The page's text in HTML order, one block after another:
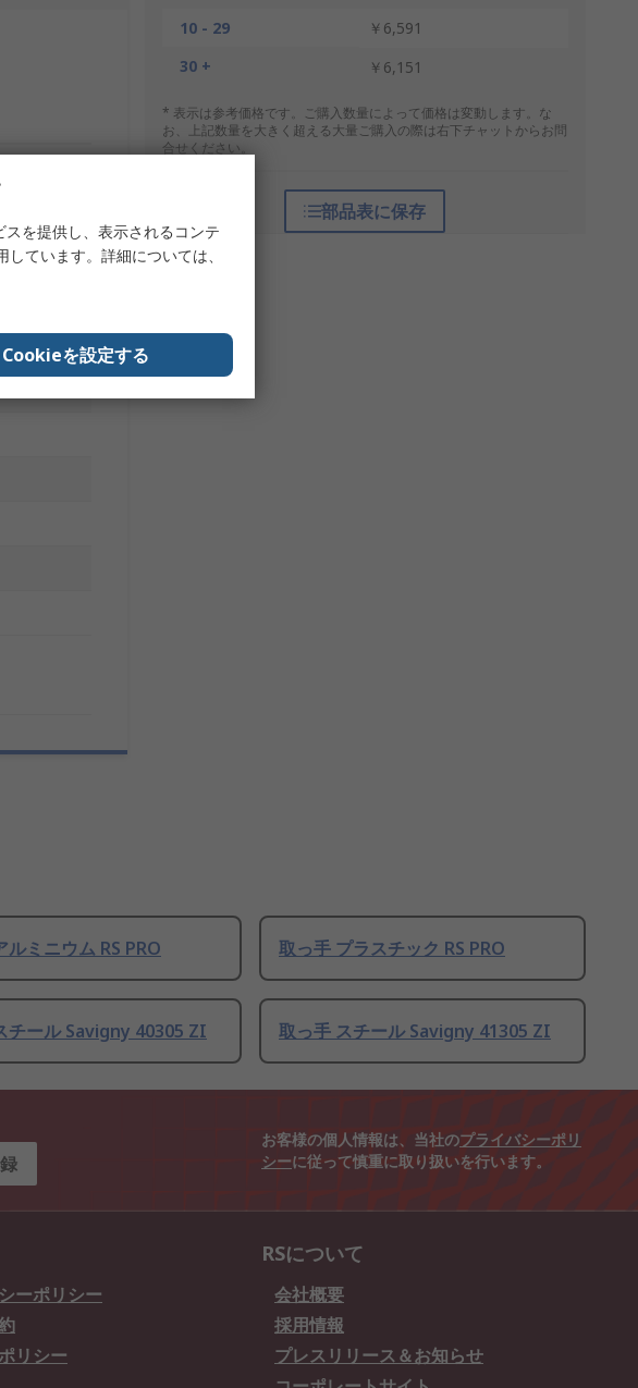
10 - 29
￥6,591
30 +
￥6,151
* 表示は参考価格です。ご購入数量によって価格は変動します。な
お、上記数量を大きく超える大量ご購入の際は右下チャットからお問
合せください。
部品表に保存
ルミニウム RS PRO 取っ手 プラスチック RS PRO
チール Savigny 40305 ZI 取っ手 スチール Savigny 41305 ZI
お客様の個人情報は、当社のプライバシーポリ
シーに従って慎重に取り扱いを行います。
ーポリシー
リシー
RSについて
会社概要
採用情報
プレスリリース＆お知らせ
を提供し、表示されるコンテ
ています。詳細については、
Cookieを設定する